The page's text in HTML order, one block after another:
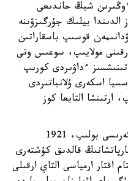
ءوڭىرىن شيڭ حاندىعى
الدىندا بيلىك جۇرگىزۋىنە
قوسىپ باسقاراتىن
مولايىپ، سوعىس وتى
ءداۋىردى كورىپ
اسكەرى ۇلانباتىردى
ارتىنشا التايعا كوز
1917 -جىلى روسسيادا قازان توڭكەرىسى بولىپ، 1921
قالدىق كۇشتەرى
ارمياسى التاي ارقىلى